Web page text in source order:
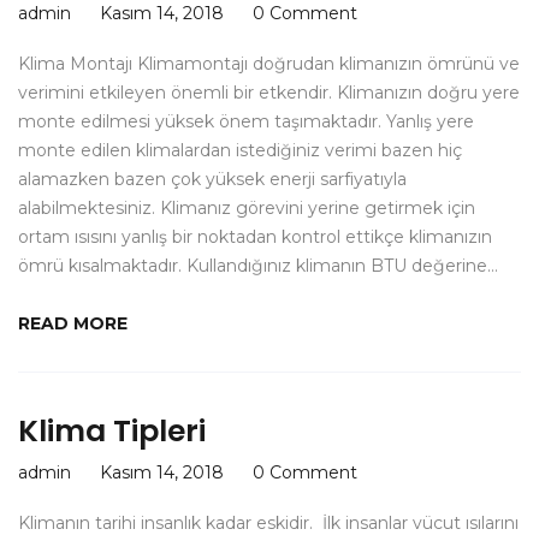
admin Kasım 14, 2018 0 Comment
Klima Montajı Klimamontajı doğrudan klimanızın ömrünü ve
verimini etkileyen önemli bir etkendir. Klimanızın doğru yere
monte edilmesi yüksek önem taşımaktadır. Yanlış yere
monte edilen klimalardan istediğiniz verimi bazen hiç
alamazken bazen çok yüksek enerji sarfiyatıyla
alabilmektesiniz. Klimanız görevini yerine getirmek için
ortam ısısını yanlış bir noktadan kontrol ettikçe klimanızın
ömrü kısalmaktadır. Kullandığınız klimanın BTU değerine…
READ MORE
Klima Tipleri
admin Kasım 14, 2018 0 Comment
Klimanın tarihi insanlık kadar eskidir. İlk insanlar vücut ısılarını